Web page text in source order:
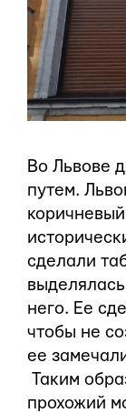
Во Львове
путем.
сделали
него. Ее
чтобы не
ее
Таким
прохожий